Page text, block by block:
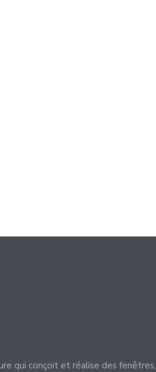
qui conçoit et réalise des fenêtres,